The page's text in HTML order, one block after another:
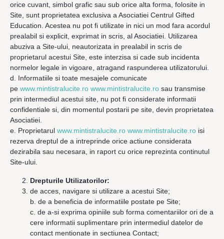
orice cuvant, simbol grafic sau sub orice alta forma, folosite in
Site, sunt proprietatea exclusiva a Asociatiei Centrul Gifted
Education. Acestea nu pot fi utilizate in nici un mod fara acordul
prealabil si explicit, exprimat in scris, al Asociatiei. Utilizarea
abuziva a Site-ului, neautorizata in prealabil in scris de
proprietarul acestui Site, este interzisa si cade sub incidenta
normelor legale in vigoare, atragand raspunderea utilizatorului.
d. Informatiile si toate mesajele comunicate
pe www.mintistralucite.ro www.mintistralucite.ro sau transmise
prin intermediul acestui site, nu pot fi considerate informatii
confidentiale si, din momentul postarii pe site, devin proprietatea
Asociatiei.
e. Proprietarul www.mintistralucite.ro www.mintistralucite.ro isi
rezerva dreptul de a intreprinde orice actiune considerata
dezirabila sau necesara, in raport cu orice reprezinta continutul
Site-ului.
Drepturile Utilizatorilor:
de acces, navigare si utilizare a acestui Site;
b. de a beneficia de informatiile postate pe Site;
c. de a-si exprima opiniile sub forma comentariilor ori de a
cere informatii suplimentare prin intermediul datelor de
contact mentionate in sectiunea Contact;